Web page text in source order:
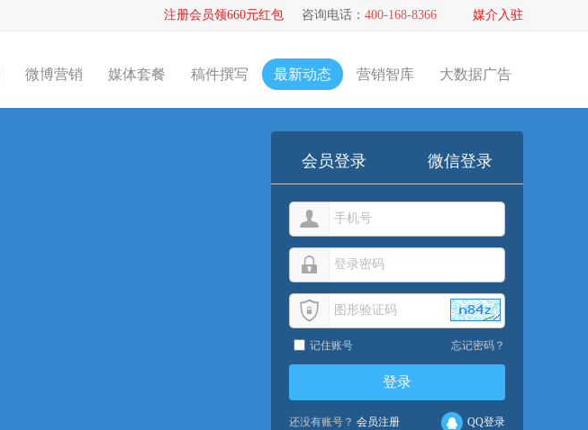
注册会员领660元红包 咨询电话： 400-168-8366 媒介入驻
微博营销 媒体套餐 稿件撰写 最新动态 营销智库 大数据广告
会员登录 微信登录
记住账号 忘记密码？
还没有账号？ 会员注册 QQ登录